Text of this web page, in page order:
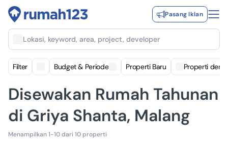
Pasang Iklan
Lokasi, keyword, area, project, developer
Filter Budget & Periode Properti Baru Properti
Disewakan Rumah Tahunan
di Griya Shanta, Malang
Menampilkan 1-10 dari 10 properti